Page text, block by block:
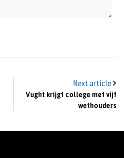
Next article
Vught krijgt college met vijf
wethouders